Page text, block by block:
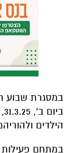
במסגרת שבוע
הילדים
במתחם